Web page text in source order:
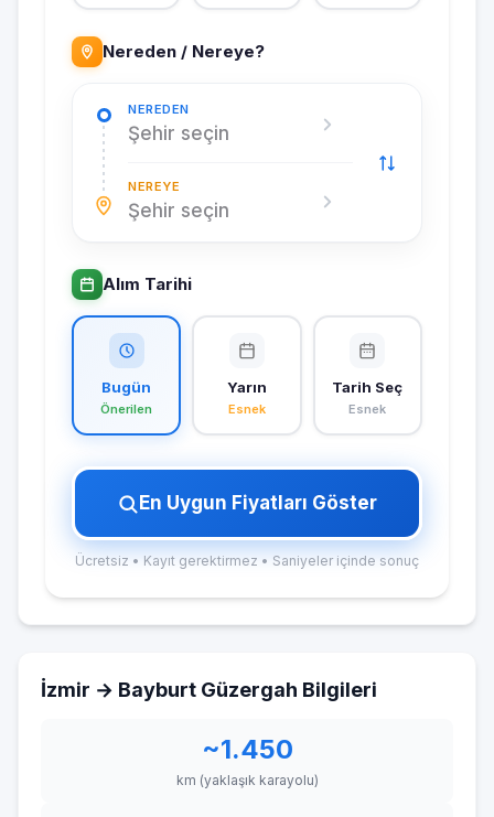
Nereden / Nereye?
NEREDEN
Şehir seçin
NEREYE
Şehir seçin
Alım Tarihi
Bugün
Önerilen
Yarın
Esnek
Tarih Seç
Esnek
En Uygun Fiyatları Göster
Ücretsiz • Kayıt gerektirmez • Saniyeler içinde sonuç
İzmir → Bayburt Güzergah Bilgileri
~1.450
km (yaklaşık karayolu)